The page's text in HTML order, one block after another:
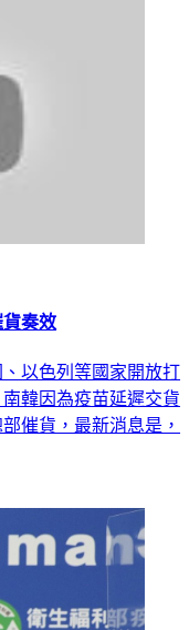
奏效
以色列等國家開放打
韓因為疫苗延遲交貨
催貨，最新消息是，